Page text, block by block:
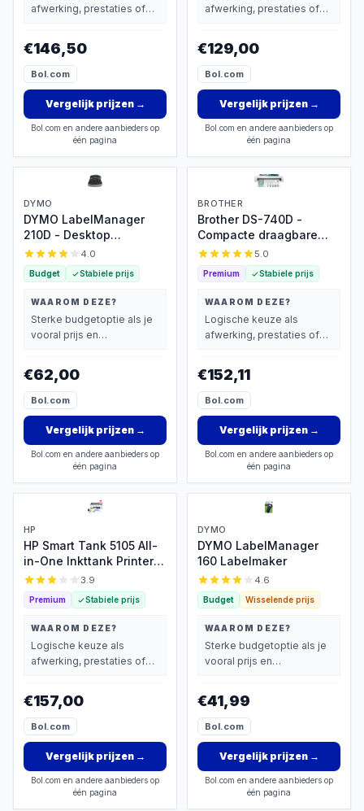
afwerking, prestaties of
€146,50
Bol.com
Vergelijk prijzen→
Bol.com en andere aanbieders op
één pagina
afwerking, prestaties of
€129,00
Bol.com
Vergelijk prijzen→
Bol.com en andere aanbieders op
één pagina
DYMO
DYMO LabelManager
210D - Desktop
Labelprinter
4.0
Budget Stabiele prijs
WAAROM DEZE?
Sterke budgetoptie als je
vooral prijs en
€62,00
Bol.com
Vergelijk prijzen→
Bol.com en andere aanbieders op
één pagina
BROTHER
Brother DS-740D -
Compacte draagbare
A4-scanner voor
onderweg
5.0
Premium Stabiele prijs
WAAROM DEZE?
Logische keuze als
afwerking, prestaties of
€152,11
Bol.com
Vergelijk prijzen→
Bol.com en andere aanbieders op
één pagina
HP
HP Smart Tank 5105 All-
in-One Inkttank Printer -
3 jaar inkt 3.9
Premium Stabiele prijs
WAAROM DEZE?
Logische keuze als
afwerking, prestaties of
€157,00
Bol.com
Vergelijk prijzen→
Bol.com en andere aanbieders op
één pagina
DYMO
DYMO LabelManager
160 Labelmaker
4.6
Budget Wisselende prijs
WAAROM DEZE?
Sterke budgetoptie als je
vooral prijs en
€41,99
Bol.com
Vergelijk prijzen→
Bol.com en andere aanbieders op
één pagina